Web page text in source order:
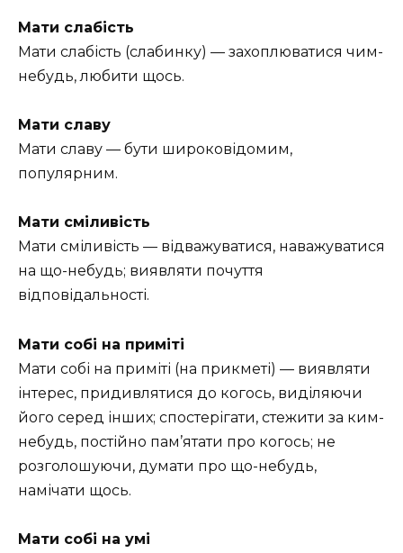
Мати слабість
Мати слабість (слабинку) — захоплюватися чим-
небудь, любити щось.
Мати славу
Мати славу — бути широковідомим,
популярним.
Мати сміливість
Мати сміливість — відважуватися, наважуватися
на що-небудь; виявляти почуття
відповідальності.
Мати собі на приміті
Мати собі на приміті (на прикметі) — виявляти
інтерес, придивлятися до когось, виділяючи
його серед інших; спостерігати, стежити за ким-
небудь, постійно пам’ятати про когось; не
розголошуючи, думати про що-небудь,
намічати щось.
Мати собі на умі